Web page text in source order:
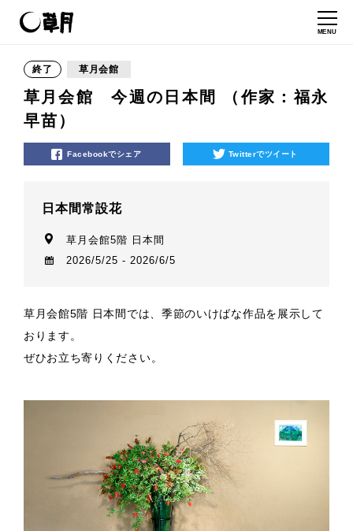
MENU
終了 草月会館
草月会館 今週の日本間 （作家：福永
早苗）
Facebookでシェア Twitterでツイート
日本間常設花
草月会館5階 日本間
2026/5/25 - 2026/6/5
草月会館5階 日本間では、季節のいけばな作品を展示して
おります。
ぜひお立ち寄りください。